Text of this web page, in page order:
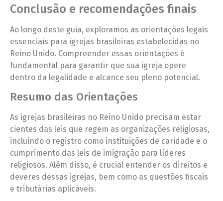
Conclusão e recomendações finais
Ao longo deste guia, exploramos as orientações legais
essenciais para igrejas brasileiras estabelecidas no
Reino Unido. Compreender essas orientações é
fundamental para garantir que sua igreja opere
dentro da legalidade e alcance seu pleno potencial.
Resumo das Orientações
As igrejas brasileiras no Reino Unido precisam estar
cientes das leis que regem as organizações religiosas,
incluindo o registro como instituições de caridade e o
cumprimento das leis de imigração para líderes
religiosos. Além disso, é crucial entender os direitos e
deveres dessas igrejas, bem como as questões fiscais
e tributárias aplicáveis.